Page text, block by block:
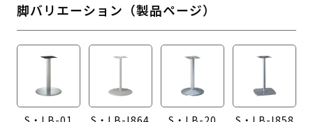
脚バリエーション（製品ページ）